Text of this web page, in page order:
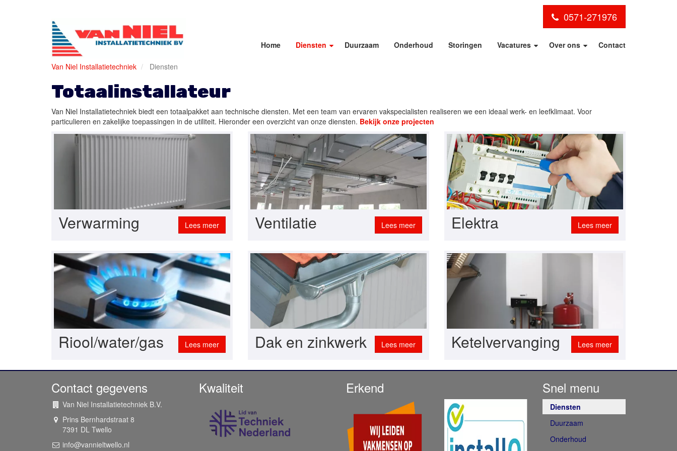
0571-271976
Home Diensten Duurzaam Onderhoud Storingen Vacatures Over ons Contact
Van Niel Installatietechniek Diensten
Totaalinstallateur
Van Niel Installatietechniek biedt een totaalpakket aan technische diensten. Met een team van ervaren vakspecialisten realiseren we een ideaal werk- en leefklimaat. Voor
particulieren en zakelijke toepassingen in de utiliteit. Hieronder een overzicht van onze diensten. Bekijk onze projecten
Verwarming Lees meer Ventilatie Lees meer Elektra Lees meer
Riool/water/gas Lees meer Dak en zinkwerk Lees meer Ketelvervanging Lees meer
Contact gegevens
Van Niel Installatietechniek B.V.
Prins Bernhardstraat 8
7391 DL Twello
info@vannieltwello.nl
Kwaliteit Erkend Snel menu
Diensten
Duurzaam
Onderhoud